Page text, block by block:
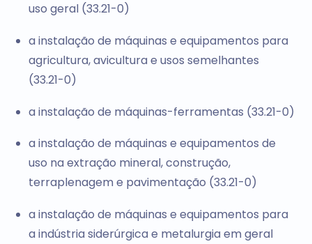
uso geral (33.21-0)
a instalação de máquinas e equipamentos para
agricultura, avicultura e usos semelhantes
(33.21-0)
a instalação de máquinas-ferramentas (33.21-0)
a instalação de máquinas e equipamentos de
uso na extração mineral, construção,
terraplenagem e pavimentação (33.21-0)
a instalação de máquinas e equipamentos para
a indústria siderúrgica e metalurgia em geral